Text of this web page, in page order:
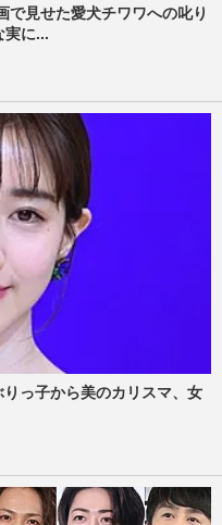
見せた愛犬チワワへの叱り
実に...
っ子から美のカリスマ、女